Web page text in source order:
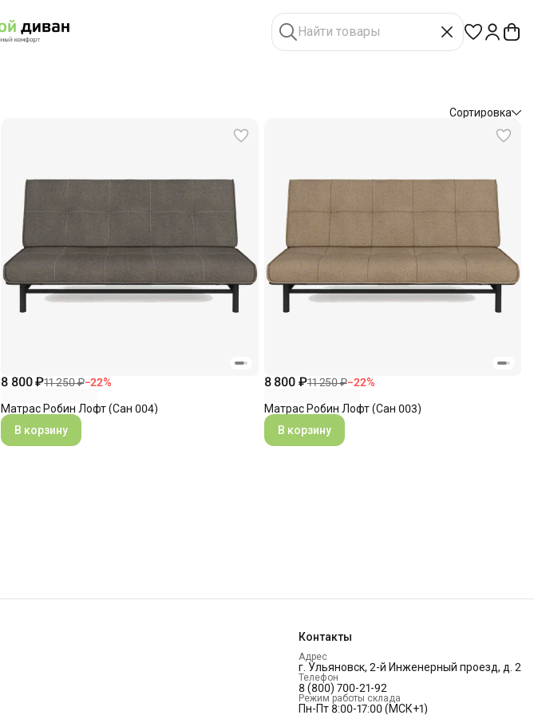
Сортировка
8 800 ₽11 250 ₽−22%
Матрас Робин Лофт (Сан 004)
В корзину
8 800 ₽11 250 ₽−22%
Матрас Робин Лофт (Сан 003)
В корзину
Контакты
Адрес
г. Ульяновск, 2-й Инженерный проезд, д. 2
Телефон
8 (800) 700-21-92
Режим работы склада
Пн-Пт 8:00-17:00 (МСК+1)